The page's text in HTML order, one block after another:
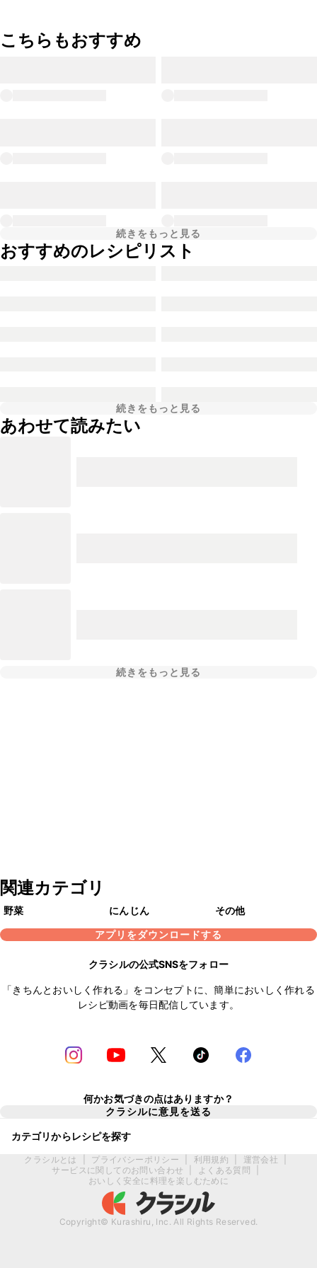
こちらもおすすめ
続きをもっと見る
おすすめのレシピリスト
続きをもっと見る
あわせて読みたい
続きをもっと見る
関連カテゴリ
野菜 にんじん
その他
アプリをダウンロードする
クラシルの公式SNSをフォロー
「きちんとおいしく作れる」をコンセプトに、簡単においしく作れる
レシピ動画を毎日配信しています。
何かお気づきの点はありますか？
クラシルに意見を送る
カテゴリからレシピを探す
クラシルとは プライバシーポリシー 利用規約 運営会社
サービスに関してのお問い合わせ
よくある質問
おいしく安全に料理を楽しむために
Copyright© Kurashiru, Inc. All Rights Reserved.